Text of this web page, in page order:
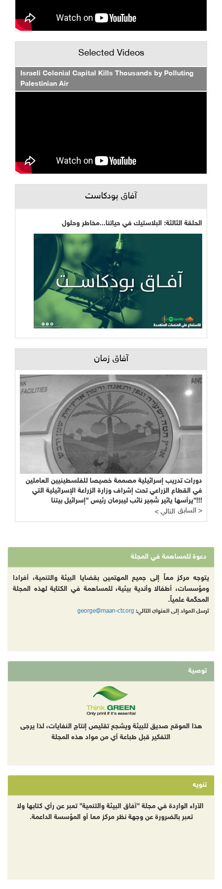
Selected Videos
Israeli Colonial Capital Kills Thousands by Polluting
Palestinian Air
آفاق بودكاست
الحلقة الثالثة: البلاستيك في حياتنا...مخاطر وحلول
آفاق زمان
دورات تدريب إسرائيلية مصممة خصيصا للفلسطينيين العاملين
في القطاع الزراعي تحت إشراف وزارة الزراعة الإسرائيلية التي
يرأسها يائير شَمِير نائب ليبرمان رئيس "إسرائيل بيتنا"!!!
< التالي
السابق >
دعوة للمساهمة في المجلة
يتوجه مركز معاً إلى جميع المهتمين بقضايا البيئة والتنمية، أفرادا
ومؤسسات، أطفالا وأندية بيئية، للمساهمة في الكتابة لهذه المجلة
المحكّمة علمياً.
ترسل المواد إلى العنوان التالي: george@maan-ctr.org
توصية
هذا الموقع صديق للبيئة ويشجع تقليص إنتاج النفايات، لذا يرجى
التفكير قبل طباعة أي من مواد هذه المجلة
تنويه
الآراء الواردة في مجلة "آفاق البيئة والتنمية" تعبر عن رأي كتابها ولا
تعبر بالضرورة عن وجهة نظر مركز معا أو المؤسسة الداعمة.